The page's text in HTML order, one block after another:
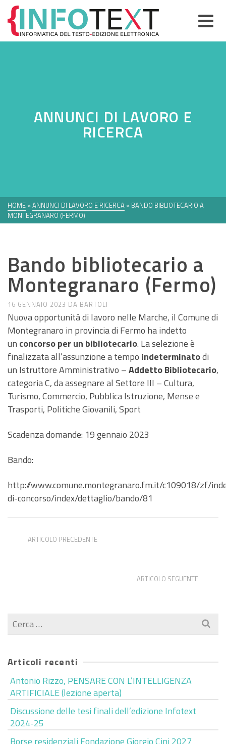
ANNUNCI DI LAVORO E
RICERCA
HOME »ANNUNCI DI LAVORO E RICERCA » BANDO BIBLIOTECARIO A
MONTEGRANARO (FERMO)
Bando bibliotecario a
Montegranaro (Fermo)
16 GENNAIO 2023 DA BARTOLI
Nuova opportunità di lavoro nelle Marche, il Comune di
Montegranaro in provincia di Fermo ha indetto
un concorso per un bibliotecario. La selezione è
finalizzata all’assunzione a tempo indeterminatodi
un Istruttore Amministrativo –Addetto Bibliotecario,
categoria C, da assegnare al Settore III – Cultura,
Turismo, Commercio, Pubblica Istruzione, Mense e
Trasporti, Politiche Giovanili, Sport
Scadenza domande: 19 gennaio 2023
Bando:
http://www.comune.montegranaro.fm.it/c109018/zf/
di-concorso/index/dettaglio/bando/81
ARTICOLO PRECEDENTE
ARTICOLO SEGUENTE
Cerca
per:
Articoli recenti
Antonio Rizzo, PENSARE CON L’INTELLIGENZA
ARTIFICIALE (lezione aperta)
Discussione delle tesi finali dell’edizione Infotext
2024-25
Borse residenziali Fondazione Giorgio Cini 2027